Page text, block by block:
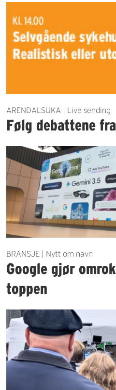
ARENDALSUKA | Live sending
Følg debattene
BRANSJE | Nytt om navn
Google gjør
toppen